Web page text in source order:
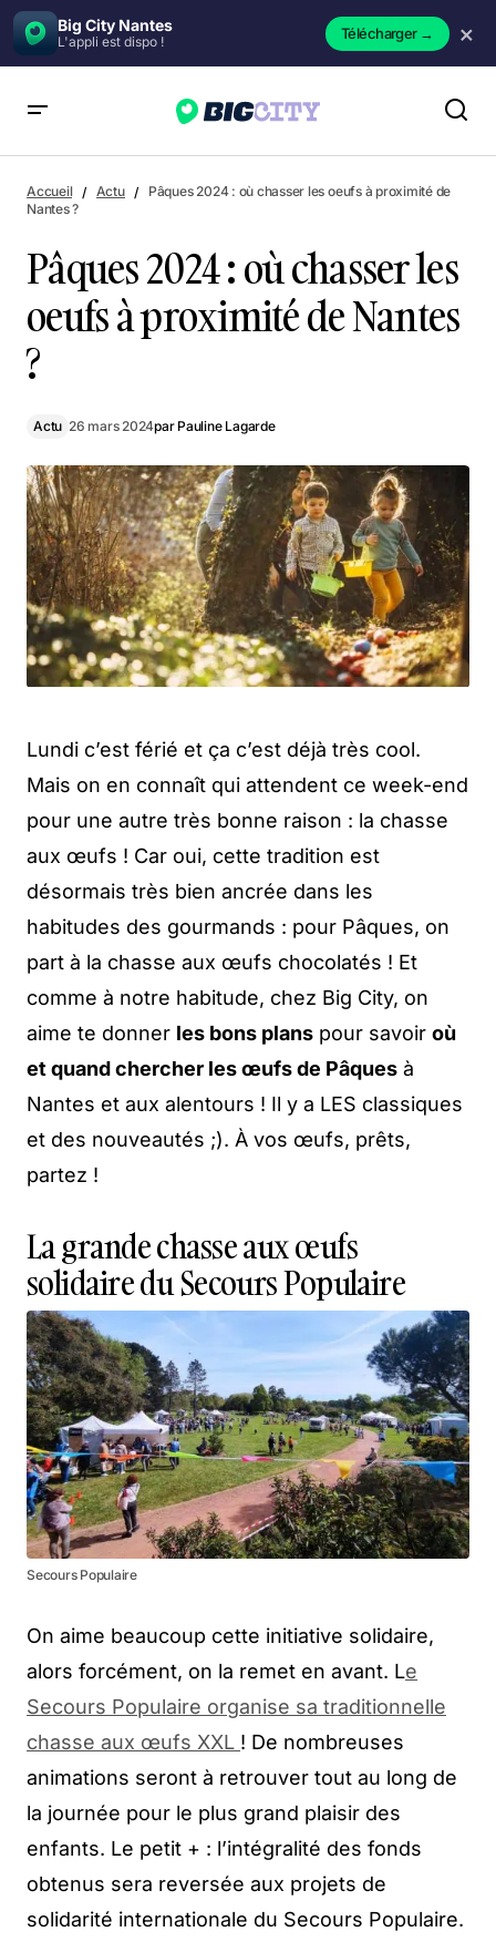
Big City Nantes
L'appli est dispo ! Télécharger→ ×
Accueil Actu
Pâques 2024 : où chasser les oeufs à proximité de
Nantes ?
Pâques 2024 : où chasser les
oeufs à proximité de Nantes
?
Actu 26 mars 2024par Pauline Lagarde
Lundi c’est férié et ça c’est déjà très cool.
Mais on en connaît qui attendent ce week-end
pour une autre très bonne raison : la chasse
aux œufs ! Car oui, cette tradition est
désormais très bien ancrée dans les
habitudes des gourmands : pour Pâques, on
part à la chasse aux œufs chocolatés ! Et
comme à notre habitude, chez Big City, on
aime te donner les bons plans pour savoir où
et quand chercher les œufs de Pâques à
Nantes et aux alentours ! Il y a LES classiques
et des nouveautés ;). À vos œufs, prêts,
partez !
La grande chasse aux œufs
solidaire du Secours Populaire
Secours Populaire
On aime beaucoup cette initiative solidaire,
alors forcément, on la remet en avant. Le
Secours Populaire organise sa traditionnelle
chasse aux œufs XXL ! De nombreuses
animations seront à retrouver tout au long de
la journée pour le plus grand plaisir des
enfants. Le petit + : l’intégralité des fonds
obtenus sera reversée aux projets de
solidarité internationale du Secours Populaire.